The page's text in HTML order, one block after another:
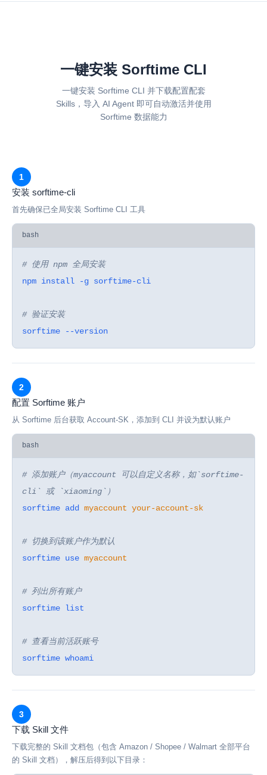
一键安装 Sorftime CLI
一键安装 Sorftime CLI 并下载配置配套
Skills，导入 AI Agent 即可自动激活并使用
Sorftime 数据能力
1
安装 sorftime-cli
首先确保已全局安装 Sorftime CLI 工具
bash
# 使用 npm 全局安装
npm install -g sorftime-cli
# 验证安装
sorftime --version
2
配置 Sorftime 账户
从 Sorftime 后台获取 Account-SK，添加到 CLI 并设为默认账户
bash
# 添加账户（myaccount 可以自定义名称，如`sorftime-
cli` 或 `xiaoming`）
sorftime add myaccount your-account-sk
# 切换到该账户作为默认
sorftime use myaccount
# 列出所有账户
sorftime list
# 查看当前活跃账号
sorftime whoami
3
下载 Skill 文件
下载完整的 Skill 文档包（包含 Amazon / Shopee / Walmart 全部平台
的 Skill 文档），解压后得到以下目录：